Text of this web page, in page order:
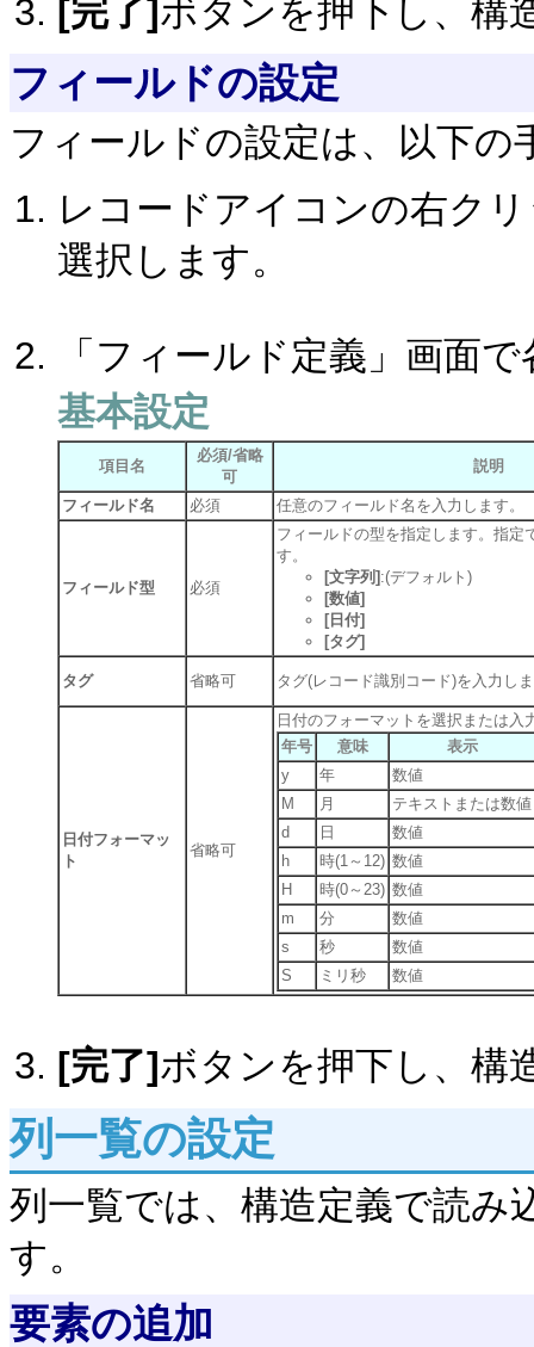
[完了]ボタンを押下し、構
フィールドの設定
フィールドの設定は、以下の
レコードアイコンの右ク
選択します。
「フィールド定義」画面
基本設定
項目名
必須/省略
可
説明
フィールド名 必須 任意のフィールド名を入力します。
フィールド型 必須
フィールドの型を指定します。指定
す。
[文字列] :(デフォルト)
[数値]
[日付]
[タグ]
タグ 省略可 タグ(レコード識別コード)を入力し
日付フォーマッ
ト
省略可
日付のフォーマットを選択または入
年号
意味
表示
y
年
数値
M
月
テキストまたは数値
d
日
数値
h
時(1～12) 数値
H
時(0～23) 数値
m
分
数値
s
秒
数値
S
ミリ秒 数値
[完了]ボタンを押下し、構
列一覧の設定
列一覧では、構造定義で読み
す。
要素の追加